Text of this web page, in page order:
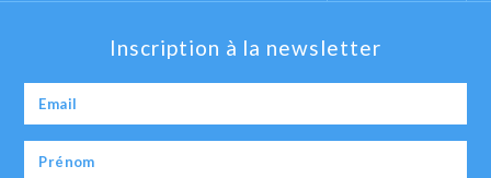
Inscription à la newsletter